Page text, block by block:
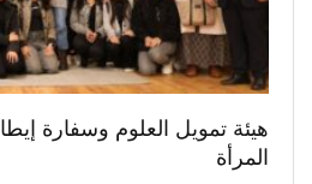
هيئة تمويل العلوم وسفارة
المرأة